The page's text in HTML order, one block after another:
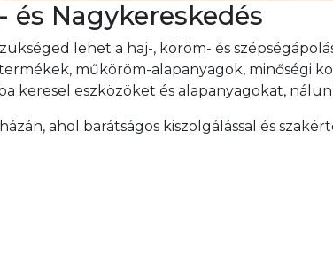
és Nagykereskedés
lehet a haj-, köröm- és
műköröm-alapanyagok, minőségi
keresel eszközöket és alapanyagokat,
ahol barátságos kiszolgálással és